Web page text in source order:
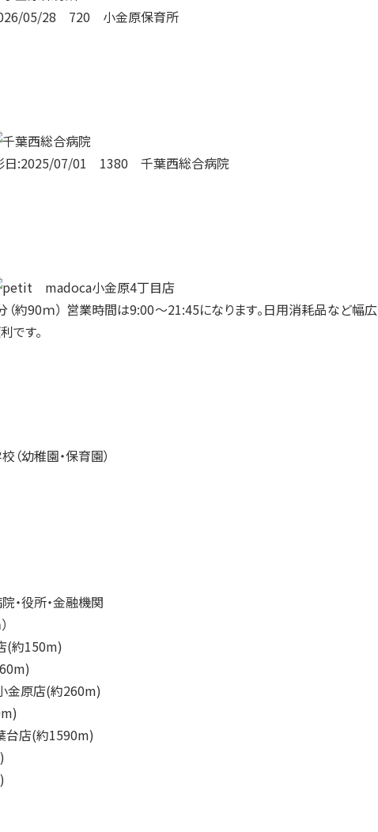
05/28 720 小金原保育所
影日:2025/07/01 1380 千葉西総合病院
90ｍ） 営業時間は9:00～21:45になります。日用消耗品など幅広
です。
（幼稚園・保育園）
・役所・金融機関
(約150m)
金原店(約260m)
台店(約1590m)